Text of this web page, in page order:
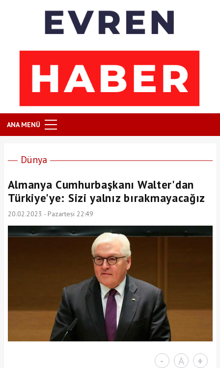
ANA MENÜ
Dünya
Almanya Cumhurbaşkanı Walter'dan
Türkiye'ye: Sizi yalnız bırakmayacağız
20.02.2023 - Pazartesi 22:49
- A +